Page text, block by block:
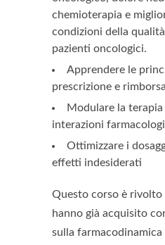
chemioterapia e
condizioni della
pazienti oncologici.
Apprendere le
prescrizione e
Modulare la terapia
interazioni
Ottimizzare i
effetti indesiderati
Questo corso è
hanno già acquisito
sulla